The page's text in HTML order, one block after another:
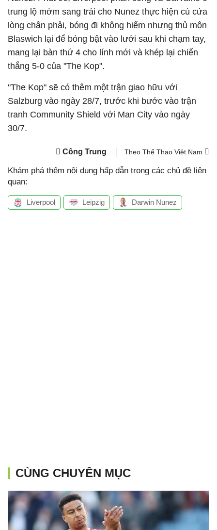
trung lộ mớm sang trái cho Nunez thực hiện cú cứa
lòng chân phải, bóng đi không hiểm nhưng thủ môn
Blaswich lại để bóng bật vào lưới sau khi chạm tay,
mang lại bàn thứ 4 cho lính mới và khép lại chiến
thắng 5-0 của "The Kop".
"The Kop" sẽ có thêm một trận giao hữu với
Salzburg vào ngày 28/7, trước khi bước vào trận
tranh Community Shield với Man City vào ngày
30/7.
Công Trung Theo Thể Thao Việt Nam
Khám phá thêm nội dung hấp dẫn trong các chủ đề liên
quan:
Liverpool Leipzig Darwin Nunez
CÙNG CHUYÊN MỤC